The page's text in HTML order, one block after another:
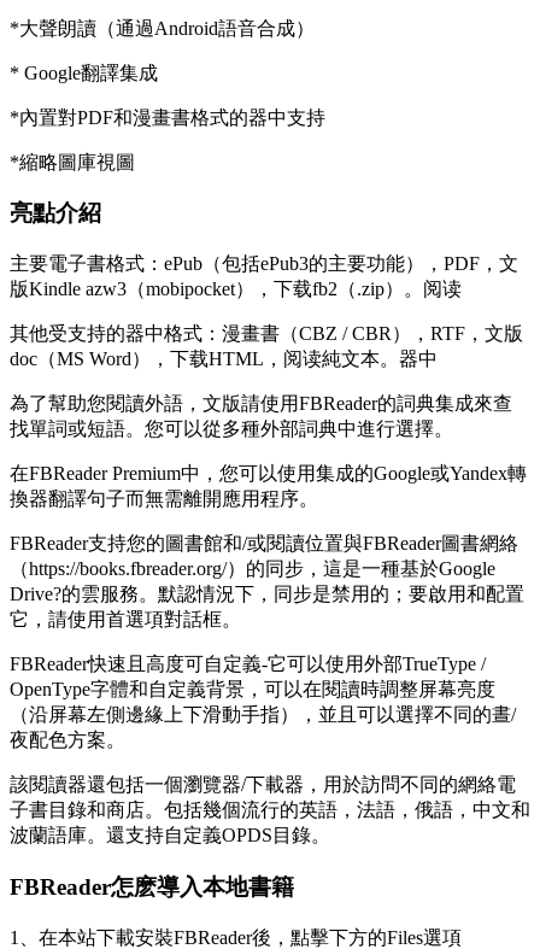
*大聲朗讀（通過Android語音合成）
* Google翻譯集成
*內置對PDF和漫畫書格式的器中支持
*縮略圖庫視圖
亮點介紹
主要電子書格式：ePub（包括ePub3的主要功能），PDF，文
版Kindle azw3（mobipocket），下载fb2（.zip）。阅读
其他受支持的器中格式：漫畫書（CBZ / CBR），RTF，文版
doc（MS Word），下载HTML，阅读純文本。器中
為了幫助您閱讀外語，文版請使用FBReader的詞典集成來查
找單詞或短語。您可以從多種外部詞典中進行選擇。
在FBReader Premium中，您可以使用集成的Google或Yandex轉
換器翻譯句子而無需離開應用程序。
FBReader支持您的圖書館和/或閱讀位置與FBReader圖書網絡
（https://books.fbreader.org/）的同步，這是一種基於Google
Drive?的雲服務。默認情況下，同步是禁用的；要啟用和配置
它，請使用首選項對話框。
FBReader快速且高度可自定義-它可以使用外部TrueType /
OpenType字體和自定義背景，可以在閱讀時調整屏幕亮度
（沿屏幕左側邊緣上下滑動手指），並且可以選擇不同的晝/
夜配色方案。
該閱讀器還包括一個瀏覽器/下載器，用於訪問不同的網絡電
子書目錄和商店。包括幾個流行的英語，法語，俄語，中文和
波蘭語庫。還支持自定義OPDS目錄。
FBReader怎麽導入本地書籍
1、在本站下載安裝FBReader後，點擊下方的Files選項